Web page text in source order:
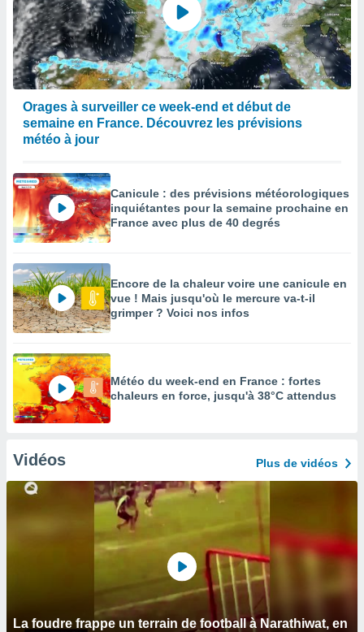
Orages à surveiller ce week-end et début de
semaine en France. Découvrez les prévisions
météo à jour
Canicule : des prévisions météorologiques
inquiétantes pour la semaine prochaine en
France avec plus de 40 degrés
Encore de la chaleur voire une canicule en
vue ! Mais jusqu'où le mercure va-t-il
grimper ? Voici nos infos
Météo du week-end en France : fortes
chaleurs en force, jusqu'à 38°C attendus
Vidéos Plus de vidéos
La foudre frappe un terrain de football à Narathiwat, en